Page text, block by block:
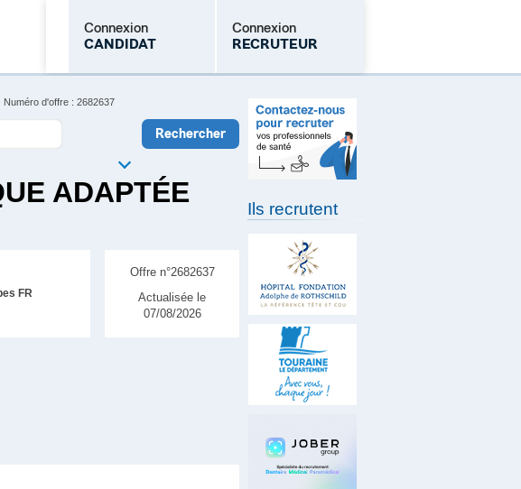
Connexion
CANDIDAT
Connexion
RECRUTEUR
Mot de passe oublié
Numéro d'offre : 2682637
ADAPTÉE
FR
Offre n°2682637
Actualisée le
07/08/2026
Ils recrutent